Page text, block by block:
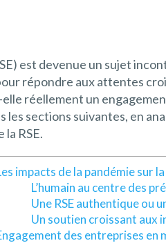
est devenue un sujet
répondre aux attentes
réellement un
sections suivantes, en
RSE.
impacts de la pandémie sur
L’humain au centre des
Une RSE authentique ou
Un soutien croissant aux
des entreprises en